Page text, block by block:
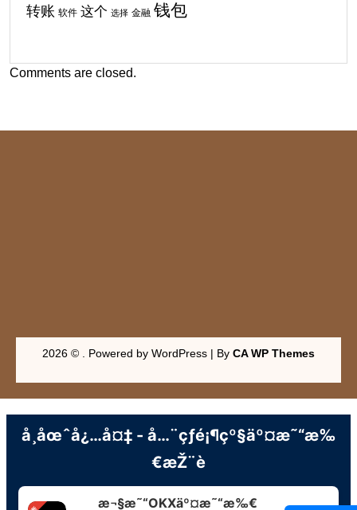
转账 软件 这个 选择 金融 钱包
Comments are closed.
2026 © . Powered by WordPress | By CA WP Themes